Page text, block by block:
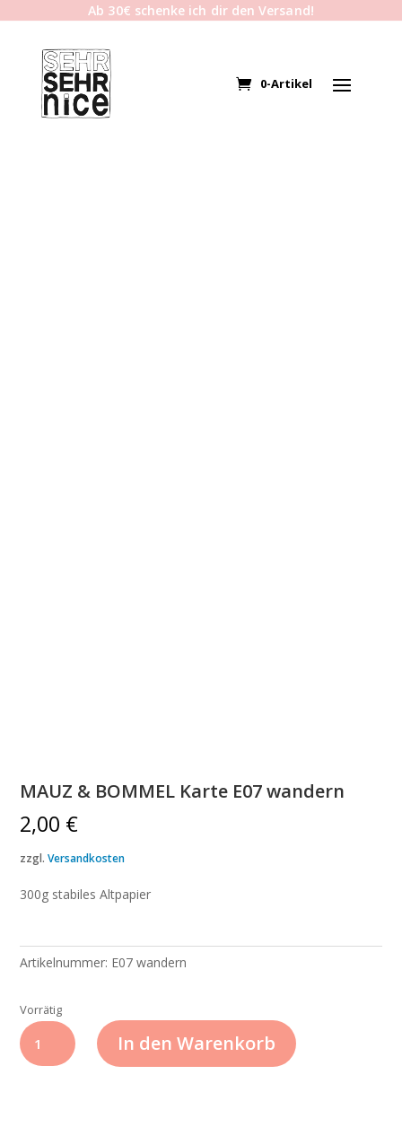
Ab 30€ schenke ich dir den Versand!
0-Artikel
MAUZ & BOMMEL Karte E07 wandern
2,00 €
zzgl.Versandkosten
300g stabiles Altpapier
Artikelnummer: E07 wandern
Vorrätig
MAUZ
&
In den Warenkorb